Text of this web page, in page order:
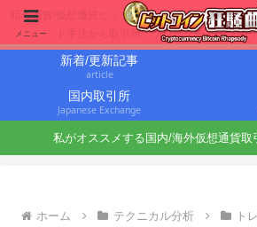
暗号通貨/仮想通貨ビットコインに投資するbit仙人
ド手法から取引所、ブロックチェーン
新着/更新記事
article
国内取引所
Japanese Exchange
私がオススメする国内/海外仮想通貨
ホーム テクニカル分析 ト
メニュー